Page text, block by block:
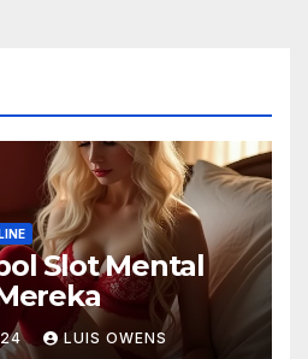
Slot Mental
LUIS OWENS